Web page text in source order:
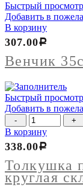
Быстрый просмотр
Добавить в
В корзину
Венчик
307.00Р
Быстрый просмотр
Добавить в
Количество
товара
Толкушка
пласт.черная
ручка,
круглая
складная
В корзину
Толкушка
круглая
338.00Р